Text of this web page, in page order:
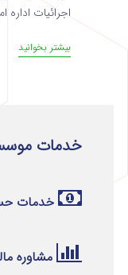
اجرائیات
بیشتر بخوانید
خدمات
خدمات
مشاوره